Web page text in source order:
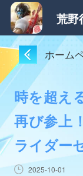
荒野
ホーム
時を超え
再び参上
ライダー
2025-10-01